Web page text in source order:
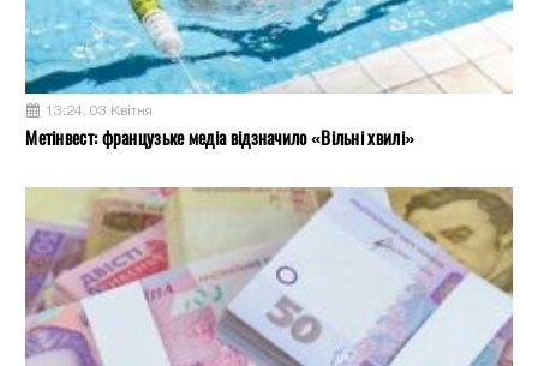
13:24, 03 Квітня
Метінвест: французьке медіа відзначило «Вільні хвилі»